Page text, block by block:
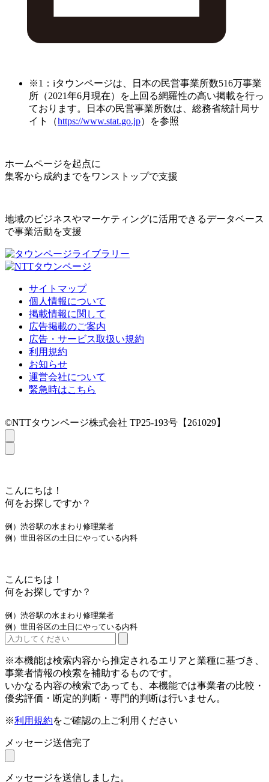
※1：iタウンページは、日本の民営事業所数516万事業
所（2021年6月現在）を上回る網羅性の高い掲載を行っ
ております。日本の民営事業所数は、総務省統計局サ
イト（https://www.stat.go.jp）を参照
ホームページを起点に
集客から成約までをワンストップで支援
地域のビジネスやマーケティングに活用できるデータベース
で事業活動を支援
サイトマップ
個人情報について
掲載情報に関して
広告掲載のご案内
広告・サービス取扱い規約
利用規約
お知らせ
運営会社について
緊急時はこちら
©NTTタウンページ株式会社 TP25-193号【261029】
こんにちは！
何をお探しですか？
例）渋谷駅の水まわり修理業者
例）世田谷区の土日にやっている内科
こんにちは！
何をお探しですか？
例）渋谷駅の水まわり修理業者
例）世田谷区の土日にやっている内科
※本機能は検索内容から推定されるエリアと業種に基づき、
事業者情報の検索を補助するものです。
いかなる内容の検索であっても、本機能では事業者の比較・
優劣評価・断定的判断・専門的判断は行いません。
※利用規約をご確認の上ご利用ください
メッセージ送信完了
メッセージを送信しました。